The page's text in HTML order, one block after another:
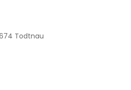
Todtnau